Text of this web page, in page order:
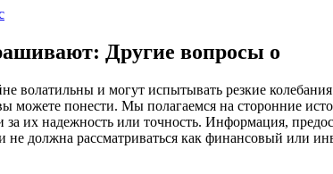
Другие вопросы о
волатильны и могут испытывать резкие
можете понести. Мы полагаемся на сторонние
за их надежность или точность. Информация,
должна рассматриваться как финансовый или